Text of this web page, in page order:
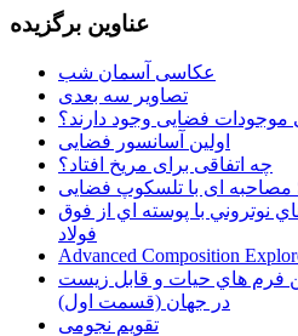
عناوین برگزیده
عکاسی آسمان شب
تصاویر سه بعدی
موجودات فضایی وجود دارند؟
اولین آسانسور فضایی
چه اتفاقی برای مریخ افتاد؟
نوتروني با پوسته اي از فوق
فولاد
Advanced Composition
فرم هاي حيات و قابل زيست
در جهان (قسمت اول)
تقویم نجومی